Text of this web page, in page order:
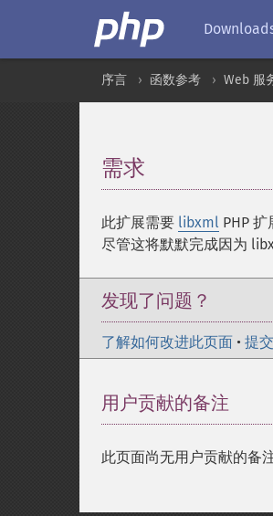
序言 函数参考 Web 服
需求
此扩展需要 libxml PHP
尽管这将默默完成因为
发现了问题？
了解如何改进此页面 • 提
用户贡献的备注
此页面尚无用户贡献的备注